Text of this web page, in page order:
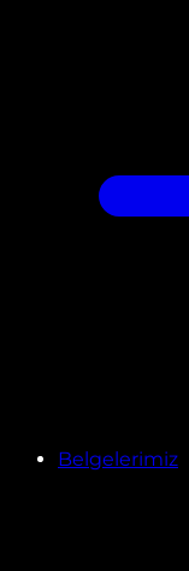
Belgelerimiz